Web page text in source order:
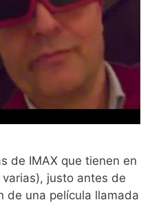
de IMAX que tienen en
justo antes de
de una película llamada